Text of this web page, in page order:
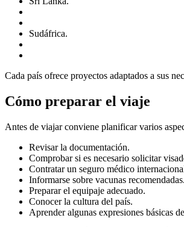
Sudáfrica.
Cada país ofrece proyectos adaptados a sus
Cómo preparar el viaje
Antes de viajar conviene planificar varios
Revisar la documentación.
Comprobar si es necesario solicitar
Contratar un seguro médico
Informarse sobre vacunas recomendadas.
Preparar el equipaje adecuado.
Conocer la cultura del país.
Aprender algunas expresiones básicas